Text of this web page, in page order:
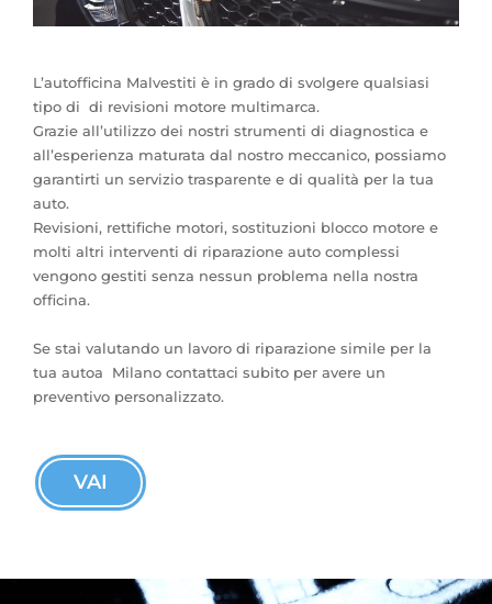
L’autofficina Malvestiti è in grado di svolgere qualsiasi
tipo di di revisioni motore multimarca.
Grazie all’utilizzo dei nostri strumenti di diagnostica e
all’esperienza maturata dal nostro meccanico, possiamo
garantirti un servizio trasparente e di qualità per la tua
auto.
Revisioni, rettifiche motori, sostituzioni blocco motore e
molti altri interventi di riparazione auto complessi
vengono gestiti senza nessun problema nella nostra
officina.
Se stai valutando un lavoro di riparazione simile per la
tua autoa Milano contattaci subito per avere un
preventivo personalizzato.
VAI